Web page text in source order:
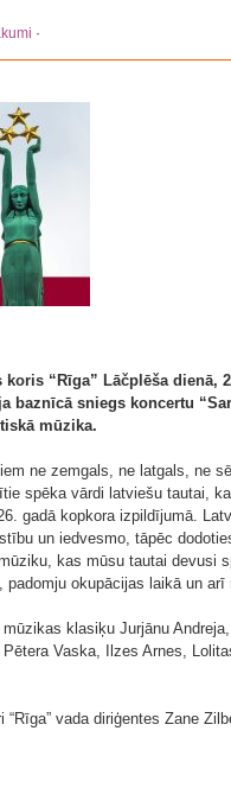
·
“Rīga” Lāčplēša dienā,
baznīcā sniegs koncertu
mūzika.
ne zemgals, ne latgals, ne
spēka vārdi latviešu tautai,
gadā kopkora izpildījumā.
un iedvesmo, tāpēc
kas mūsu tautai devusi
okupācijas laikā un arī
klasiķu Jurjānu
Vaska, Ilzes Arnes,
vada diriģentes Zane